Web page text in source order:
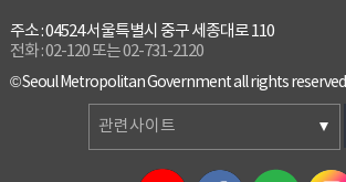
주소 : 04524 서울특별시 중구 세종대로 110
전화 : 02-120 또는 02-731-2120
© Seoul Metropolitan Government all rights reserved
관련사이트